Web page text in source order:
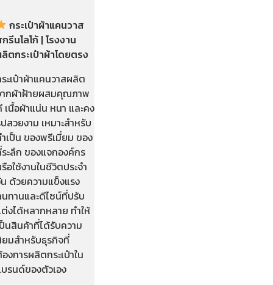
กระเป๋าผ้าแคนวาส
รีนโลโก้ | โรงงาน
ตกระเป๋าผ้าโดยตรง
ะเป๋าผ้าแคนวาสผลิต
กผ้าฝ้ายผสมคุณภาพ
เนื้อผ้าแน่น หนา และคง
สวยงาม เหมาะสำหรับ
เป็น ของพรีเมี่ยม ของ
ะลึก ของแจกองค์กร
อใช้งานในชีวิตประจำ
ด้วยความแข็งแรง
ทานและดีไซน์ที่ปรับ
งได้หลากหลาย ทำให้
นสินค้าที่ได้รับความ
มสำหรับธุรกิจที่
งการผลิตกระเป๋าใน
รนด์ของตัวเอง